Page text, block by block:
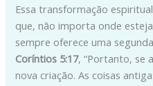
Essa transformação
que, não importa onde
sempre oferece uma
Coríntios 5:17, “Portanto, se
nova criação. As coisas